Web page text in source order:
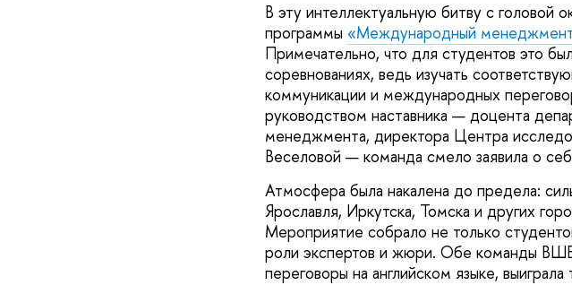
В эту интеллектуальную битву с головой
программы «Международный
Примечательно, что для студентов это
соревнованиях, ведь изучать
коммуникации и международных
руководством наставника — доцента
менеджмента, директора Центра
Веселовой — команда смело заявила о
Атмосфера была накалена до предела:
Ярославля, Иркутска, Томска и других
Мероприятие собрало не только
роли экспертов и жюри. Обе команды
переговоры на английском языке,